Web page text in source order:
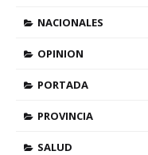
NACIONALES
OPINION
PORTADA
PROVINCIA
SALUD